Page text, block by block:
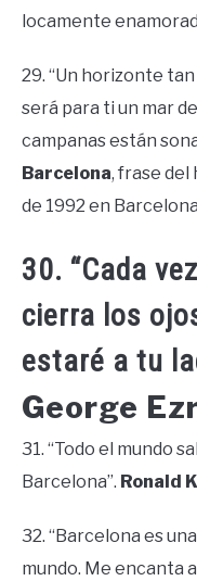
locamente
29. “Un horizonte
será para ti un mar
campanas están
Barcelona, frase del
de 1992 en
30. “Cada
cierra los
estaré a tu
George
31. “Todo el mundo
Barcelona”. Ronald
32. “Barcelona es
mundo. Me encanta